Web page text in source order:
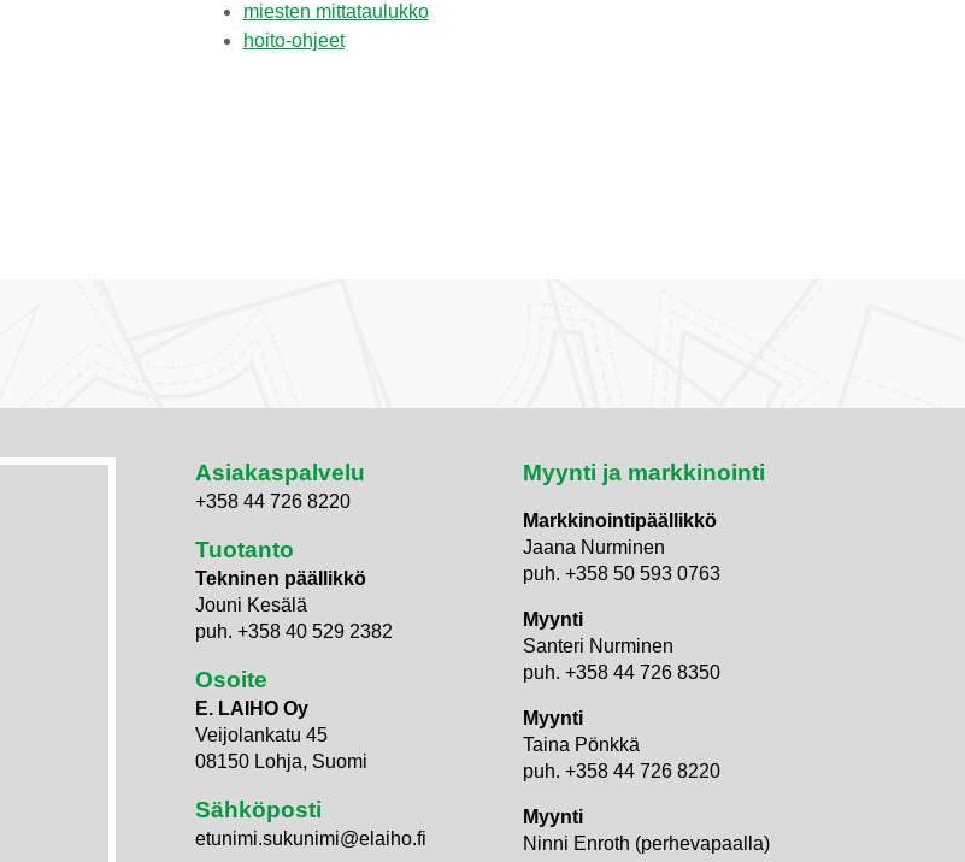
miesten mittataulukko
hoito-ohjeet
Asiakaspalvelu
+358 44 726 8220
Tuotanto
Tekninen päällikkö
Jouni Kesälä
puh. +358 40 529 2382
Osoite
E. LAIHO Oy
Veijolankatu 45
08150 Lohja, Suomi
Sähköposti
etunimi.sukunimi@elaiho.fi
Myynti ja markkinointi
Markkinointipäällikkö
Jaana Nurminen
puh. +358 50 593 0763
Myynti
Santeri Nurminen
puh. +358 44 726 8350
Myynti
Taina Pönkkä
puh. +358 44 726 8220
Myynti
Ninni Enroth (perhevapaalla)